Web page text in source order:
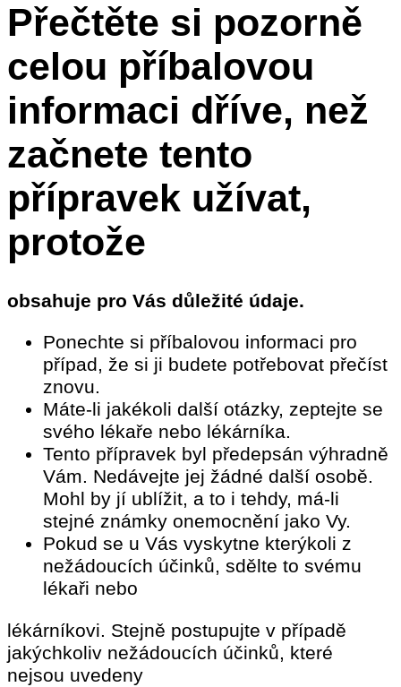
Přečtěte si pozorně
celou příbalovou
informaci dříve, než
začnete tento
přípravek užívat,
protože
obsahuje pro Vás důležité údaje.
Ponechte si příbalovou informaci pro
případ, že si ji budete potřebovat přečíst
znovu.
Máte-li jakékoli další otázky, zeptejte se
svého lékaře nebo lékárníka.
Tento přípravek byl předepsán výhradně
Vám. Nedávejte jej žádné další osobě.
Mohl by jí ublížit, a to i tehdy, má-li
stejné známky onemocnění jako Vy.
Pokud se u Vás vyskytne kterýkoli z
nežádoucích účinků, sdělte to svému
lékaři nebo
lékárníkovi. Stejně postupujte v případě
jakýchkoliv nežádoucích účinků, které
nejsou uvedeny